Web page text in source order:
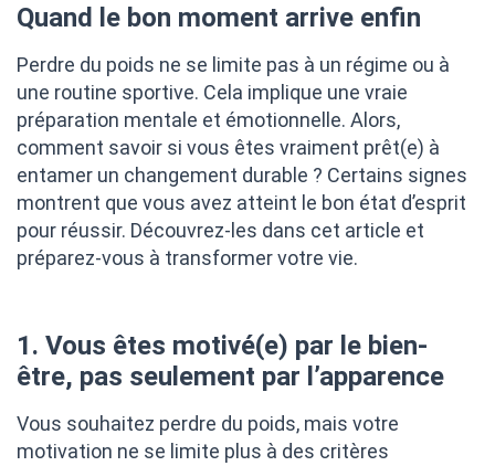
Quand le bon moment arrive enfin
Perdre du poids ne se limite pas à un régime ou à
une routine sportive. Cela implique une vraie
préparation mentale et émotionnelle. Alors,
comment savoir si vous êtes vraiment prêt(e) à
entamer un changement durable ? Certains signes
montrent que vous avez atteint le bon état d’esprit
pour réussir. Découvrez-les dans cet article et
préparez-vous à transformer votre vie.
1. Vous êtes motivé(e) par le bien-
être, pas seulement par l’apparence
Vous souhaitez perdre du poids, mais votre
motivation ne se limite plus à des critères